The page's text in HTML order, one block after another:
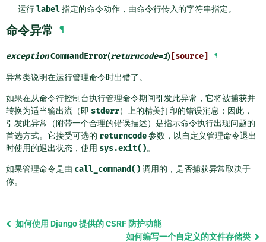
运行label 指定的命令动作，由命令行传入的字符串指定。
命令异常 ¶
exceptionCommandError(returncode=1) [source] ¶
异常类说明在运行管理命令时出错了。
如果在从命令行控制台执行管理命令期间引发此异常，它将被捕获并
转换为适当输出流（即 stderr）上的精美打印的错误消息；因此，
引发此异常（附带一个合理的错误描述）是指示命令执行出现问题的
首选方式。它接受可选的 returncode参数，以自定义管理命令退出
时使用的退出状态，使用 sys.exit()。
如果管理命令是由 call_command() 调用的，是否捕获异常取决于
你。
Previous
如何使用 Django 提供的 CSRF 防护功能
如何编写一个自定义的文件存储类